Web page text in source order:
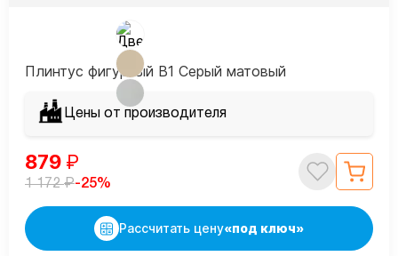
Плинтус фигурный В1 Серый матовый
Цены от производителя
879 ₽
1 172₽-25%
Рассчитать цену«под ключ»